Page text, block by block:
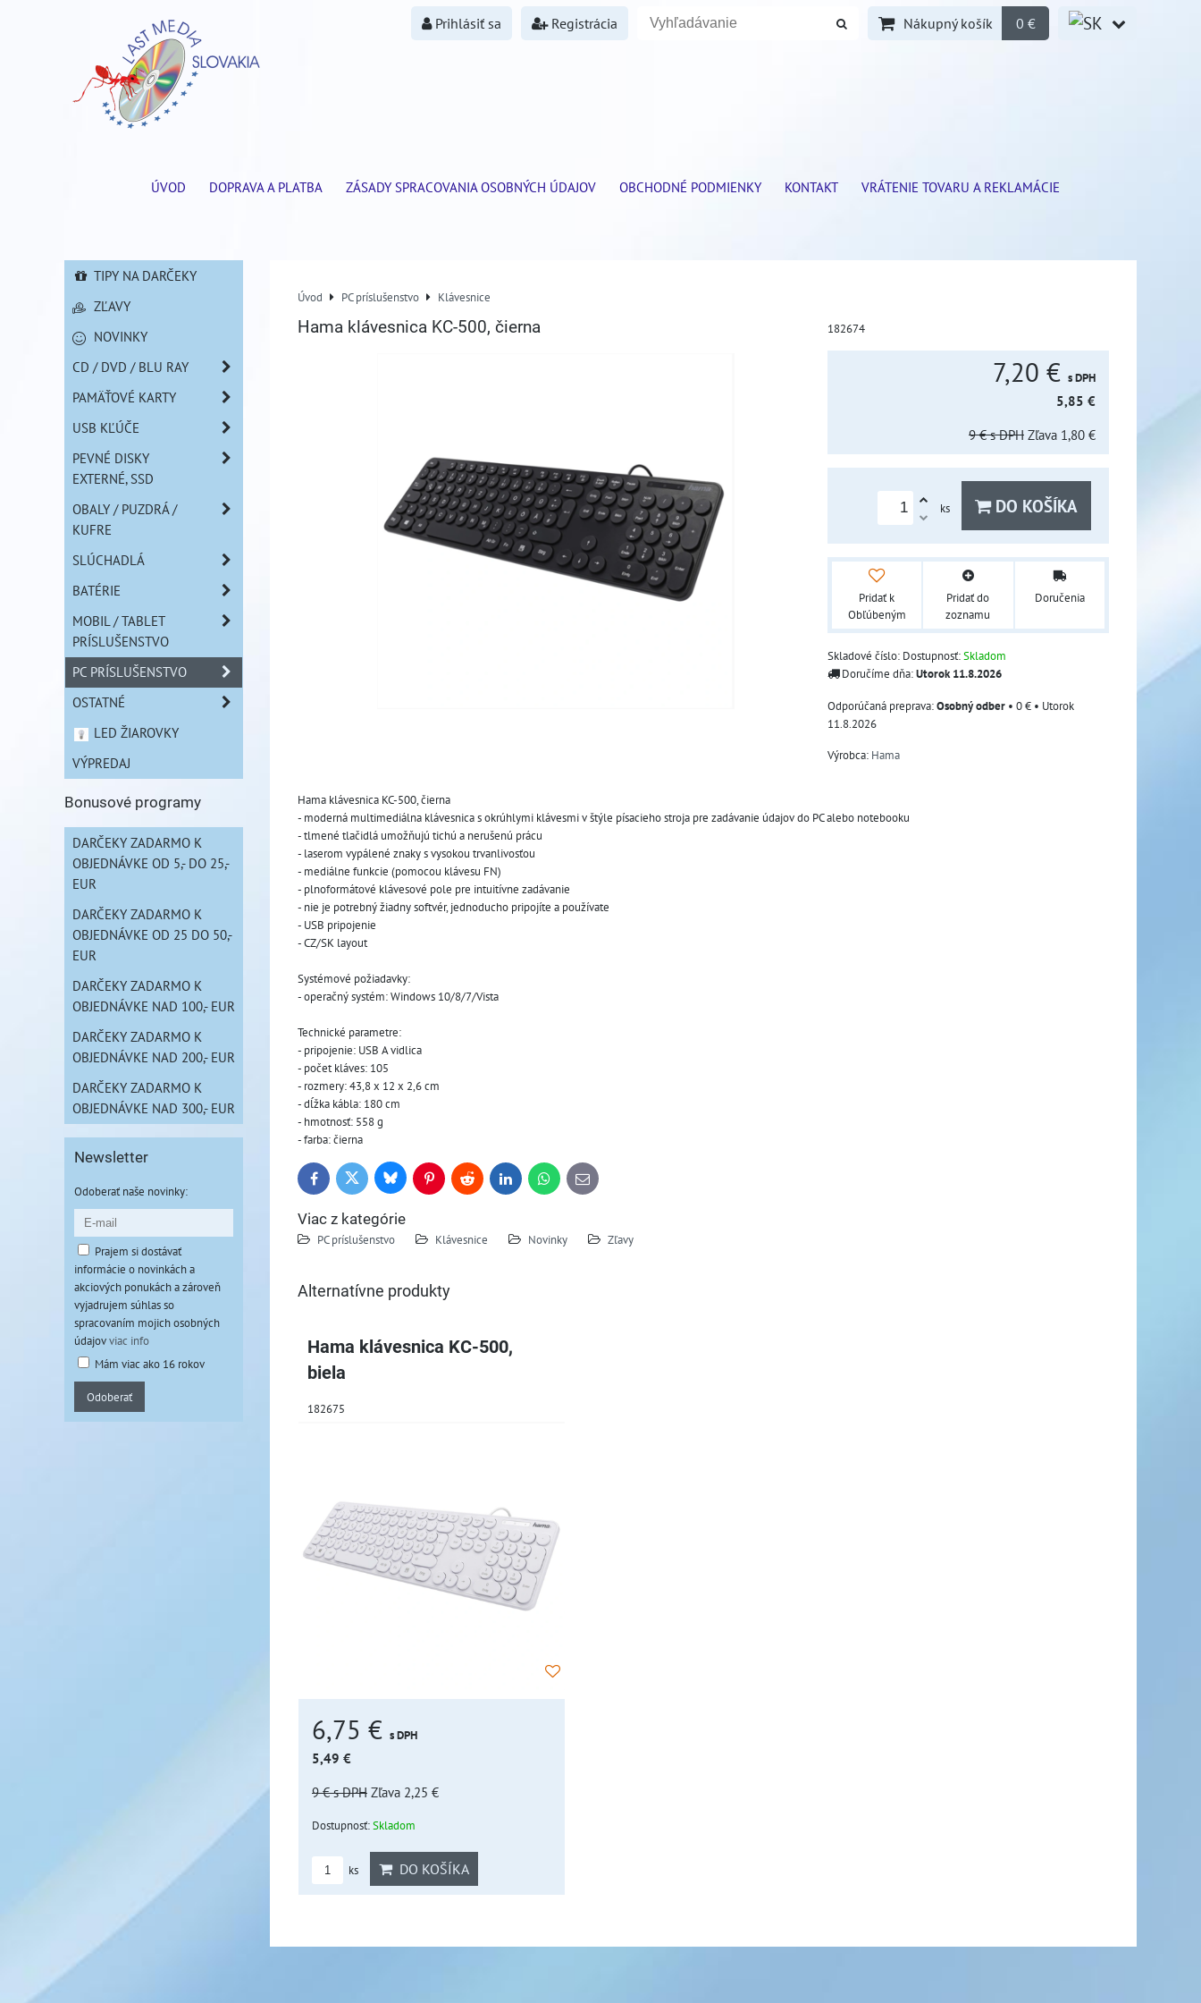
Prihlásiť sa Registrácia Nákupný košík 0 €
ÚVOD DOPRAVA A PLATBA ZÁSADY SPRACOVANIA OSOBNÝCH ÚDAJOV OBCHODNÉ PODMIENKY KONTAKT VRÁTENIE TOVARU A REKLAMÁCIE
Úvod PC príslušenstvo Klávesnice
Hama klávesnica KC-500, čierna 182674
7,20 € s DPH
5,85 €
9 € s DPH Zľava 1,80 €
ks DO KOŠÍKA
Pridať k
Obľúbeným
Pridať do
zoznamu
Doručenia
Skladové číslo: Dostupnosť:Skladom
Doručíme dňa:Utorok11.8.2026
Osobný odber • 0 € • Utorok
11.8.2026
Výrobca: Hama
Hama klávesnica KC-500, čierna
- moderná multimediálna klávesnica s okrúhlymi klávesmi v štýle písacieho stroja pre zadávanie údajov do PC alebo notebooku
- tlmené tlačidlá umožňujú tichú a nerušenú prácu
- laserom vypálené znaky s vysokou trvanlivosťou
- mediálne funkcie (pomocou klávesu FN)
- plnoformátové klávesové pole pre intuitívne zadávanie
- nie je potrebný žiadny softvér, jednoducho pripojíte a používate
- USB pripojenie
- CZ/SK layout
Systémové požiadavky:
- operačný systém: Windows 10/8/7/Vista
Technické parametre:
- pripojenie: USB A vidlica
- počet kláves: 105
- rozmery: 43,8 x 12 x 2,6 cm
- dĺžka kábla: 180 cm
- hmotnosť: 558 g
- farba: čierna
FacebookTwitter BlueskyPinterestReddit LinkedInWhatsApp
E-
mail
Viac z kategórie
PC príslušenstvo Klávesnice Novinky Zľavy
Alternatívne produkty
Hama klávesnica KC-500,
biela
182675
6,75 € s DPH
5,49 €
9 €s DPH Zľava 2,25 €
Dostupnosť:Skladom
ks DO KOŠÍKA
TIPY NA DARČEKY
ZĽAVY
NOVINKY
CD / DVD / BLU RAY
PAMÄŤOVÉ KARTY
USB KĽÚČE
PEVNÉ DISKY
EXTERNÉ, SSD
OBALY / PUZDRÁ /
KUFRE
SLÚCHADLÁ
BATÉRIE
MOBIL / TABLET
PRÍSLUŠENSTVO
PC PRÍSLUŠENSTVO
OSTATNÉ
LED ŽIAROVKY
VÝPREDAJ
Bonusové programy
DARČEKY ZADARMO K
OBJEDNÁVKE OD 5,- DO 25,-
EUR
DARČEKY ZADARMO K
OBJEDNÁVKE OD 25 DO 50,-
EUR
DARČEKY ZADARMO K
OBJEDNÁVKE NAD 100,- EUR
DARČEKY ZADARMO K
OBJEDNÁVKE NAD 200,- EUR
DARČEKY ZADARMO K
OBJEDNÁVKE NAD 300,- EUR
Newsletter
Odoberať naše novinky:
Prajem si dostávať
informácie o novinkách a
akciových ponukách a zároveň
vyjadrujem súhlas so
spracovaním mojich osobných
údajovviac info
Mám viac ako 16 rokov
Odoberať